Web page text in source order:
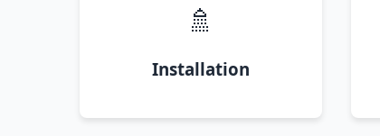
🚿
Installation